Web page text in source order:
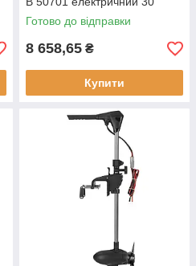
фунтів 5 передач
телескопічний кермовий
Готово до відправки
8 658,65 ₴
Купити